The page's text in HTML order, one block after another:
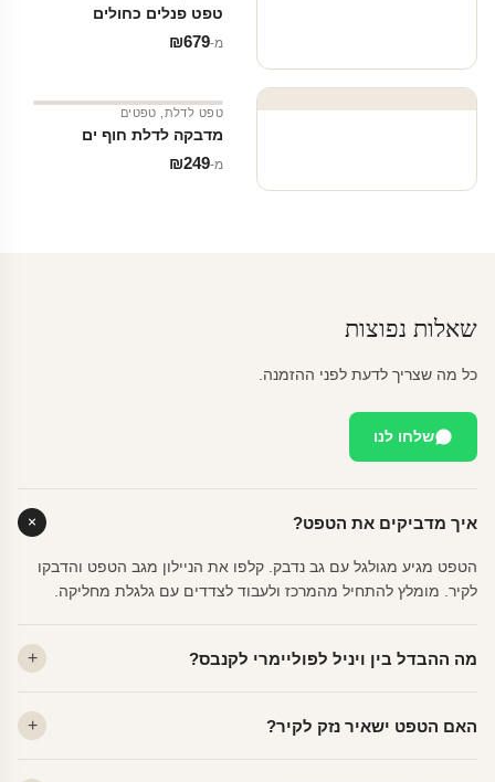
טפט פנלים כחולים
מ‑ ₪679
טפט לדלת טפטים
מדבקה לדלת חוף ים
מ‑ ₪249
שאלות נפוצות
כל מה שצריך לדעת לפני ההזמנה.
שלחו לנו
איך מדביקים את הטפט?
הטפט מגיע מגולגל עם גב נדבק. קלפו את הניילון מגב הטפט והדבקו
לקיר. מומלץ להתחיל מהמרכז ולעבוד לצדדים עם גלגלת מחליקה.
מה ההבדל בין ויניל לפוליימרי לקנבס?
פרמיום. קנבס — בד אמנותי יוקרתי, מט.
האם הטפט ישאיר נזק לקיר?